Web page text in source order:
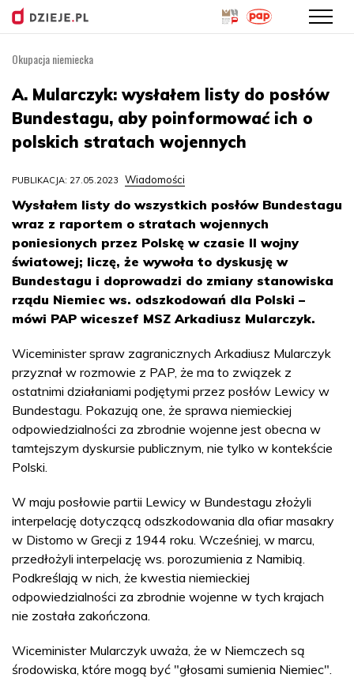
treści
Okupacja niemiecka
A. Mularczyk: wysłałem listy do posłów
Bundestagu, aby poinformować ich o
polskich stratach wojennych
PUBLIKACJA: 27.05.2023 Wiadomości
Wysłałem listy do wszystkich posłów Bundestagu
wraz z raportem o stratach wojennych
poniesionych przez Polskę w czasie II wojny
światowej; liczę, że wywoła to dyskusję w
Bundestagu i doprowadzi do zmiany stanowiska
rządu Niemiec ws. odszkodowań dla Polski –
mówi PAP wiceszef MSZ Arkadiusz Mularczyk.
Wiceminister spraw zagranicznych Arkadiusz Mularczyk
przyznał w rozmowie z PAP, że ma to związek z
ostatnimi działaniami podjętymi przez posłów Lewicy w
Bundestagu. Pokazują one, że sprawa niemieckiej
odpowiedzialności za zbrodnie wojenne jest obecna w
tamtejszym dyskursie publicznym, nie tylko w kontekście
Polski.
W maju posłowie partii Lewicy w Bundestagu złożyli
interpelację dotyczącą odszkodowania dla ofiar masakry
w Distomo w Grecji z 1944 roku. Wcześniej, w marcu,
przedłożyli interpelację ws. porozumienia z Namibią.
Podkreślają w nich, że kwestia niemieckiej
odpowiedzialności za zbrodnie wojenne w tych krajach
nie została zakończona.
Wiceminister Mularczyk uważa, że w Niemczech są
środowiska, które mogą być "głosami sumienia Niemiec".